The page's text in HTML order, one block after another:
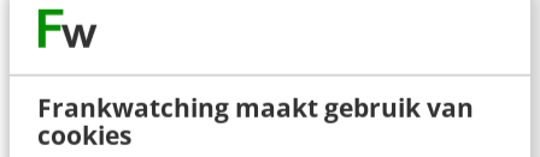
Frankwatching maakt gebruik van
cookies
Onderscheidend zijn, dat wil elk merk natuurlijk
verschil te maken, want ja, hoe krijg je dat voor
elkaar? Door nóg onderscheidender te zijn,